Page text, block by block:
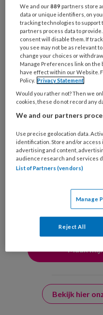
Bij
welke
organisatie
werk
je?
Untitled
Ontvang 2x per
Ontvang iedere
Management
Ja, ik geef
van
Springer Media
uw profiel in
Bekijk hier
We and our889 partners store
data or unique identifiers, on
tracking technologies to
partners process data to
consent will disable them. If
you see may not be as relevant
change your choices or
Manage Preferences link on the
have effect within our Website.
Policy. Privacy Statement
Would you rather not? Then we
cookies, these do not record any
We and our partners
Use precise geolocation data.
identification. Store and/or
advertising and content,
audience research and services
List of Partners (vendors)
Manage
Reject All